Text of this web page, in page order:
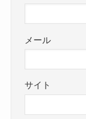
メール
サイト